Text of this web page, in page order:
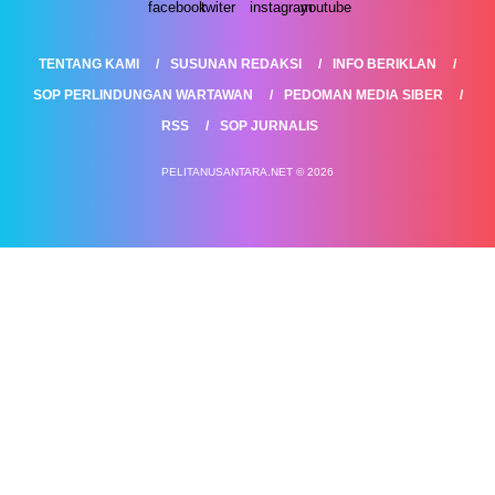
TENTANG KAMI SUSUNAN REDAKSI
INFO BERIKLAN
SOP PERLINDUNGAN WARTAWAN
PEDOMAN MEDIA SIBER
RSS
SOP JURNALIS
PELITANUSANTARA.NET © 2026